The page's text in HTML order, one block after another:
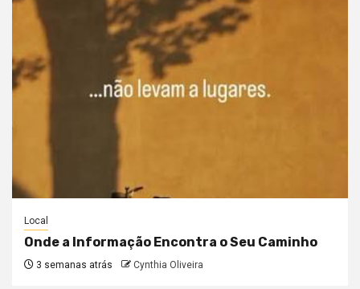
Local
Onde a Informação Encontra o Seu Caminho
3 semanas atrás Cynthia Oliveira